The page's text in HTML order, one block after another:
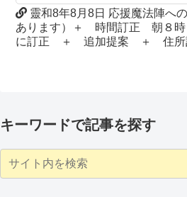
靈和8年8月8日 応援魔法陣へ
あります）＋ 時間訂正 朝８時
に訂正 ＋ 追加提案 ＋ 住所
キーワードで記事を探す